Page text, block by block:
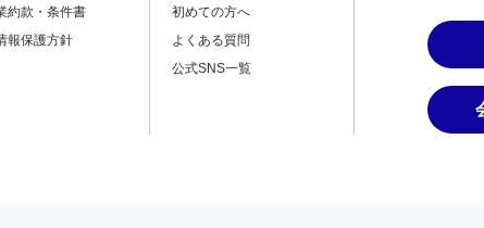
約款・条件書
報保護方針
初めての方へ
よくある質問
公式SNS一覧